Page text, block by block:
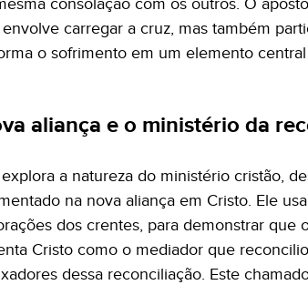
consolação com os outros. O
carregar a cruz, mas também
o sofrimento em um elemento
aliança e o ministério da
a natureza do ministério cristão,
na nova aliança em Cristo. Ele
dos crentes, para demonstrar
Cristo como o mediador que
dessa reconciliação. Este